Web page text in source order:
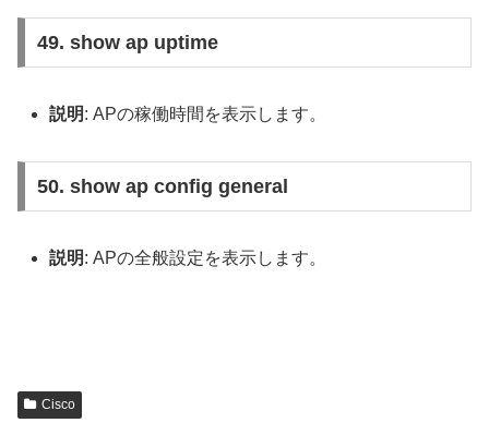
49. show ap uptime
説明: APの稼働時間を表示します。
50. show ap config general
説明: APの全般設定を表示します。
Cisco